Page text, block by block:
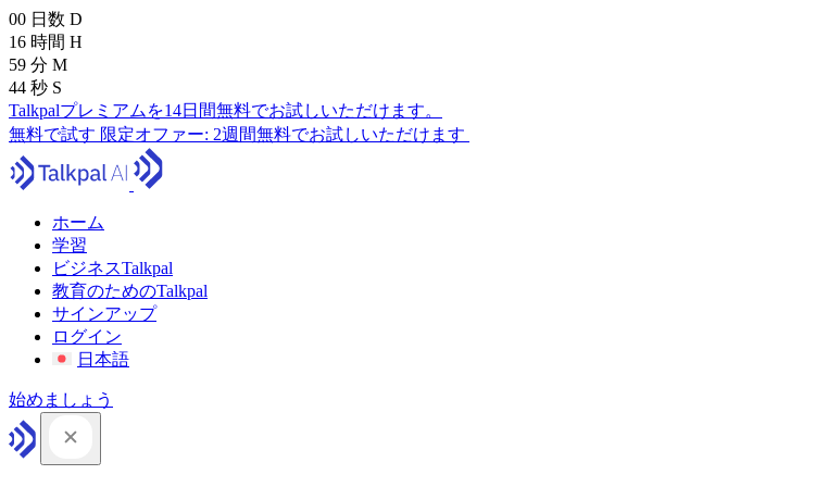
00 日数 D
16 時間 H
59 分 M
43 秒 S
Talkpalプレミアムを14日間無料でお試しいただけます。
無料で試す 限定オファー: 2週間無料でお試しいただけます
ホーム
学習
ビジネスTalkpal
教育のためのTalkpal
サインアップ
ログイン
日本語
始めましょう